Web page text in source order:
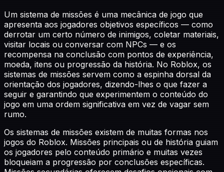
Um sistema de missões é uma mecânica de jogo que
apresenta aos jogadores objetivos específicos — como
derrotar um certo número de inimigos, coletar materiais,
visitar locais ou conversar com NPCs — e os
recompensa na conclusão com pontos de experiência,
moeda, itens ou progressão da história. No Roblox, os
sistemas de missões servem como a espinha dorsal da
orientação dos jogadores, dizendo-lhes o que fazer a
seguir e garantindo que experimentem o conteúdo do
jogo em uma ordem significativa em vez de vagar sem
rumo.
Os sistemas de missões existem de muitas formas nos
jogos do Roblox. Missões principais ou de história guiam
os jogadores pelo conteúdo primário e muitas vezes
bloqueiam a progressão por conclusões específicas.